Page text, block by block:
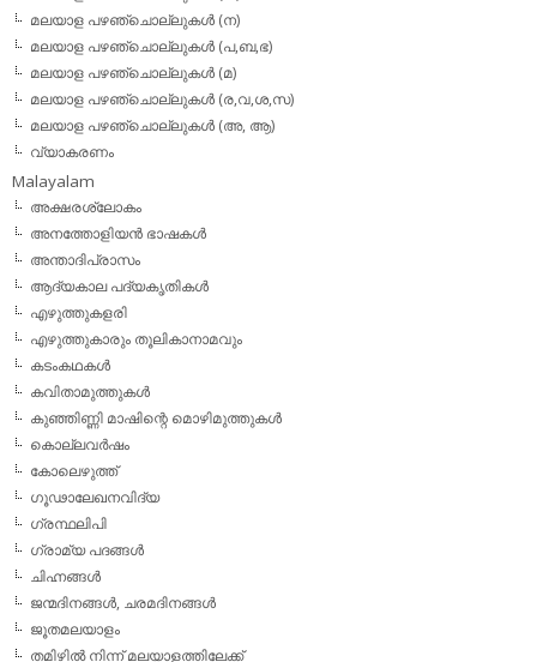
മലയാള പഴഞ്ചൊല്ലുകള്‍ (ന)
മലയാള പഴഞ്ചൊല്ലുകള്‍ (പ,ബ,ഭ)
മലയാള പഴഞ്ചൊല്ലുകള്‍ (മ)
മലയാള പഴഞ്ചൊല്ലുകള്‍ (ര,വ,ശ,സ)
മലയാള പഴഞ്ചൊല്ലുകൾ (അ, ആ)
വ്യാകരണം
Malayalam
അക്ഷരശ്ലോകം
അനത്തോളിയന്‍ ഭാഷകള്‍
അന്താദിപ്രാസം
ആദ്യകാല പദ്യകൃതികള്‍
എഴുത്തുകളരി
എഴുത്തുകാരും തൂലികാനാമവും
കടംകഥകള്‍
കവിതാമുത്തുകള്‍
കുഞ്ഞിണ്ണി മാഷിന്റെ മൊഴിമുത്തുകള്‍
കൊല്ലവര്‍ഷം
കോലെഴുത്ത്
ഗൂഢാലേഖനവിദ്യ
ഗ്രന്ഥലിപി
ഗ്രാമ്യ പദങ്ങള്‍
ചിഹ്നങ്ങള്‍
ജന്മദിനങ്ങള്‍, ചരമദിനങ്ങള്‍
ജൂതമലയാളം
തമിഴില്‍ നിന്ന് മലയാളത്തിലേക്ക്